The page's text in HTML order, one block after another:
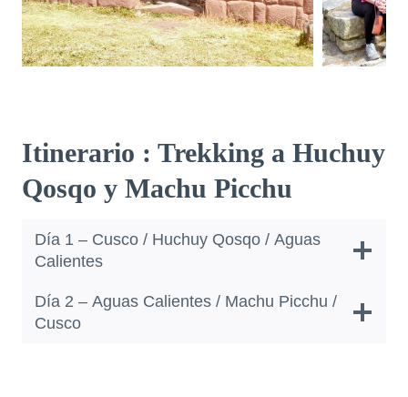
Itinerario : Trekking a Huchuy
Qosqo y Machu Picchu
Día 1 – Cusco / Huchuy Qosqo / Aguas
Calientes
Día 2 – Aguas Calientes / Machu Picchu /
Cusco